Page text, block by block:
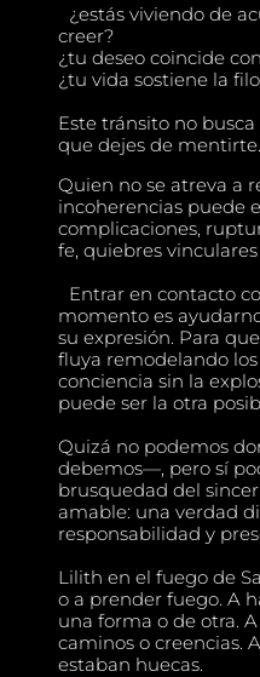
¿estás viviendo de
creer?
¿tu deseo coincide
¿tu vida sostiene la
Este tránsito no
que dejes de mentirte.
Quien no se atreva a
incoherencias puede
complicaciones,
fe, quiebres
Entrar en contacto
momento es
su expresión. Para
fluya remodelando
conciencia sin la
puede ser la otra
Quizá no podemos
debemos—, pero sí
brusquedad del
amable: una verdad
responsabilidad y
Lilith en el fuego de
o a prender fuego. A
una forma o de otra.
caminos o creencias.
estaban huecas.